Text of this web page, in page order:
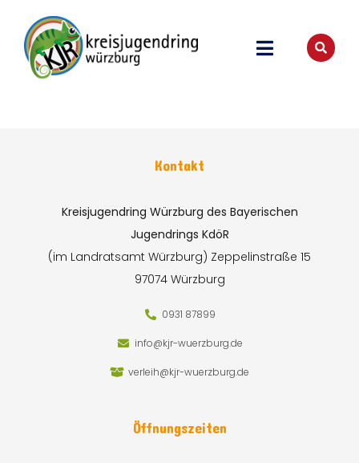
Kontakt
Kreisjugendring Würzburg des Bayerischen
Jugendrings KdöR
(im Landratsamt Würzburg) Zeppelinstraße 15
97074 Würzburg
0931 87899
info@kjr-wuerzburg.de
verleih@kjr-wuerzburg.de
Öffnungszeiten